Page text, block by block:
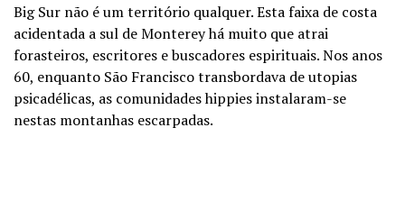
Big Sur não é um território qualquer. Esta faixa de costa
acidentada a sul de Monterey há muito que atrai
forasteiros, escritores e buscadores espirituais. Nos anos
60, enquanto São Francisco transbordava de utopias
psicadélicas, as comunidades hippies instalaram-se
nestas montanhas escarpadas.